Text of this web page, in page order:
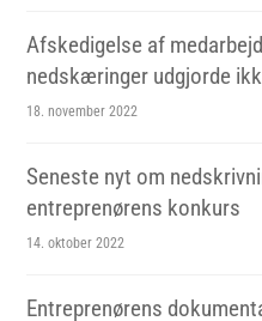
Afskedigelse af
nedskæringer udgjorde
18. november 2022
Seneste nyt om
entreprenørens konkurs
14. oktober 2022
Entreprenørens